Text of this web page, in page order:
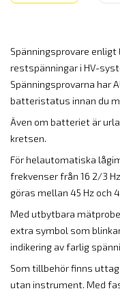
Spänningsprovare enligt
restspänningar i HV-
Spänningsprovarna har
batteristatus innan du
Även om batteriet är
kretsen.
För helautomatiska
frekvenser från 16 2/3
göras mellan 45 Hz och
Med utbytbara
extra symbol som
indikering av farlig
Som tillbehör finns
utan instrument. Med